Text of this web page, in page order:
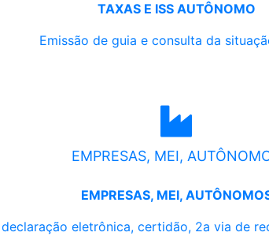
TAXAS E ISS AUTÔNOMO
Emissão de guia e consulta da
EMPRESAS, MEI,
EMPRESAS, MEI,
eletrônica, certidão, 2a via de